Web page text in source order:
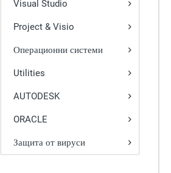
Visual Studio
Project & Visio
Операционни системи
Utilities
AUTODESK
ORACLE
Защита от вируси